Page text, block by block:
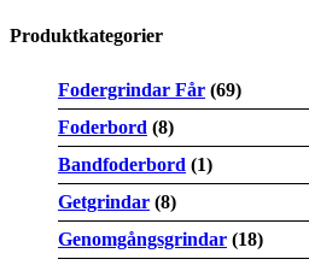
Produktkategorier
Fodergrindar Får (69)
Foderbord (8)
Bandfoderbord (1)
Getgrindar (8)
Genomgångsgrindar (18)